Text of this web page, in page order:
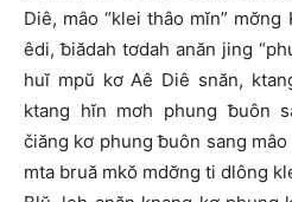
Diê, mâo “klei thâo mĭn”
êdi, ƀiădah tơdah anăn jing
huĭ mpŭ kơ Aê Diê snăn,
ktang hĭn mơh phung ƀuôn
čiăng kơ phung ƀuôn sang
mta bruă mkŏ mdơ̆ng ti dlông